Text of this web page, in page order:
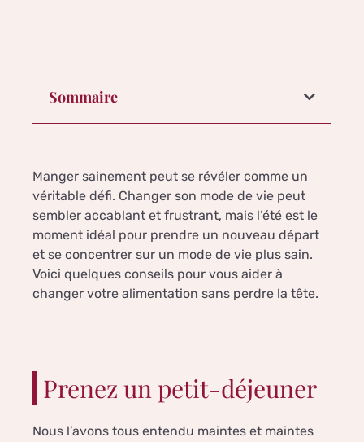
Sommaire
Manger sainement peut se révéler comme un
véritable défi. Changer son mode de vie peut
sembler accablant et frustrant, mais l’été est le
moment idéal pour prendre un nouveau départ
et se concentrer sur un mode de vie plus sain.
Voici quelques conseils pour vous aider à
changer votre alimentation sans perdre la tête.
Prenez un petit-déjeuner
Nous l’avons tous entendu maintes et maintes